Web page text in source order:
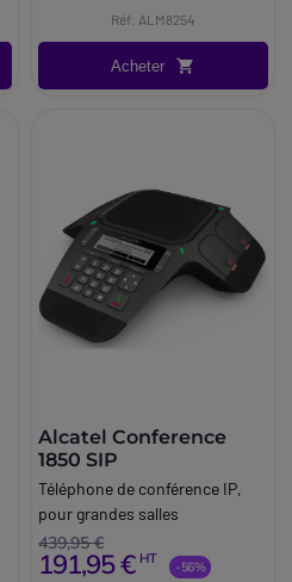
Réf: ALM8254
Acheter
Alcatel Conference
1850 SIP
Téléphone de conférence IP,
pour grandes salles
439,95 €
191,95 € HT -56%